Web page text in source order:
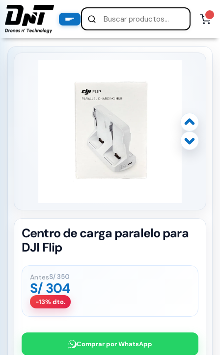
Centro de carga paralelo para
DJI Flip
AntesS/350
S/ 304
-13% dto.
Comprar por WhatsApp
PRODUCTOS
productos destacados